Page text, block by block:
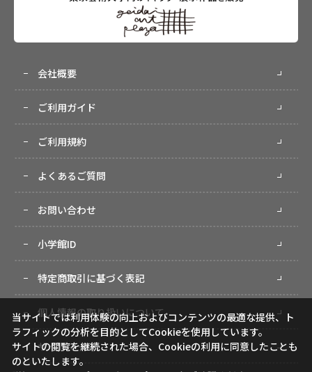
会社概要
ご利用ガイド
ご利用規約
よくあるご質問
お問い合わせ
小学館ID
特定商取引に基づく表記
個人情報の取り扱いについて
サイトマップ
当サイトでは利用体験の向上およびコンテンツの最適な提供、ト
ラフィックの分析を目的としてCookieを使用しています。
サイトの閲覧を継続された場合、Cookieの利用に同意したことも
のといたします。